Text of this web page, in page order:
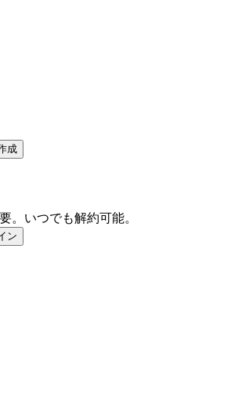
成
。いつでも解約可能。
ン